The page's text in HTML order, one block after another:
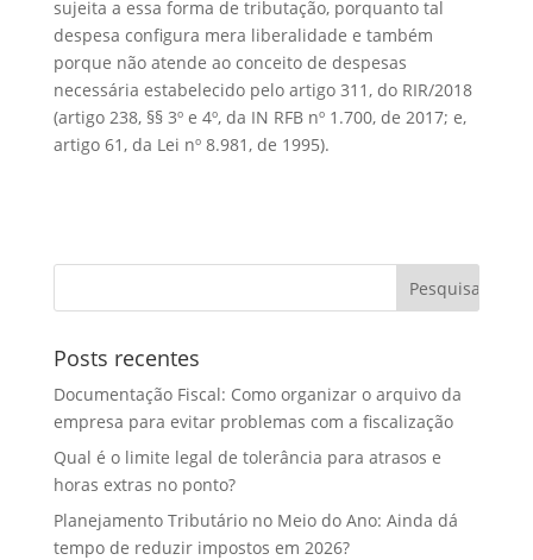
sujeita a essa forma de tributação, porquanto tal
despesa configura mera liberalidade e também
porque não atende ao conceito de despesas
necessária estabelecido pelo artigo 311, do RIR/2018
(artigo 238, §§ 3º e 4º, da IN RFB nº 1.700, de 2017; e,
artigo 61, da Lei nº 8.981, de 1995).
Posts recentes
Documentação Fiscal: Como organizar o arquivo da
empresa para evitar problemas com a fiscalização
Qual é o limite legal de tolerância para atrasos e
horas extras no ponto?
Planejamento Tributário no Meio do Ano: Ainda dá
tempo de reduzir impostos em 2026?